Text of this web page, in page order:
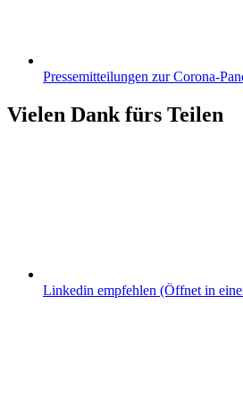
Pressemitteilungen zur Corona-
Vielen Dank fürs Teilen
Linkedin empfehlen (Öffnet in